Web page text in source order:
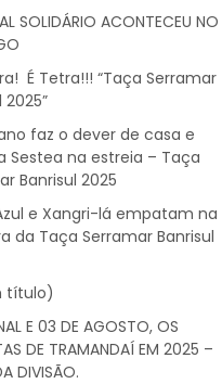
SOLIDÁRIO ACONTECEU NO
É Tetra!!! “Taça Serramar
2025”
faz o dever de casa e
Sestea na estreia – Taça
Banrisul 2025
e Xangri-lá empatam na
da Taça Serramar Banrisul
título)
E 03 DE AGOSTO, OS
DE TRAMANDAÍ EM 2025 –
DIVISÃO.